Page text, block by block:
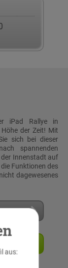
iPad Rallye in
der Zeit! Mit
sich bei dieser
spannenden
der Innenstadt auf
Funktionen des
dagewesenes
aus: